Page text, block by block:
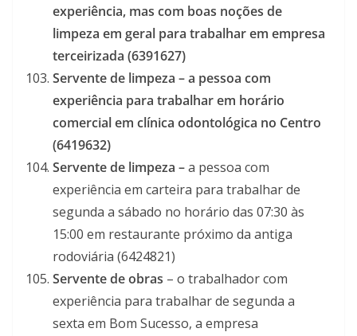
experiência, mas com boas noções de
limpeza em geral para trabalhar em empresa
terceirizada (6391627)
Servente de limpeza – a pessoa com
experiência para trabalhar em horário
comercial em clínica odontológica no Centro
(6419632)
Servente de limpeza –a pessoa com
experiência em carteira para trabalhar de
segunda a sábado no horário das 07:30 às
15:00 em restaurante próximo da antiga
rodoviária (6424821)
Servente de obras – o trabalhador com
experiência para trabalhar de segunda a
sexta em Bom Sucesso, a empresa